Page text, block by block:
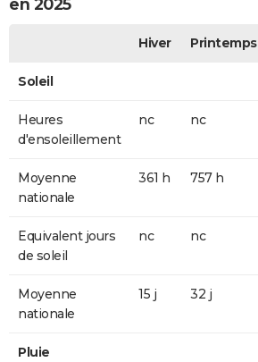
en 2025
Hiver Printemps
Soleil
Heures
d'ensoleillement
nc nc
Moyenne
nationale
361 h 757 h
Equivalent jours
de soleil
nc nc
Moyenne
nationale
15 j 32 j
Pluie